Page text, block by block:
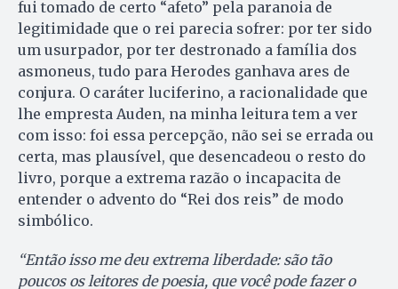
fui tomado de certo “afeto” pela paranoia de
legitimidade que o rei parecia sofrer: por ter sido
um usurpador, por ter destronado a família dos
asmoneus, tudo para Herodes ganhava ares de
conjura. O caráter luciferino, a racionalidade que
lhe empresta Auden, na minha leitura tem a ver
com isso: foi essa percepção, não sei se errada ou
certa, mas plausível, que desencadeou o resto do
livro, porque a extrema razão o incapacita de
entender o advento do “Rei dos reis” de modo
simbólico.
“Então isso me deu extrema liberdade: são tão
poucos os leitores de poesia, que você pode fazer o